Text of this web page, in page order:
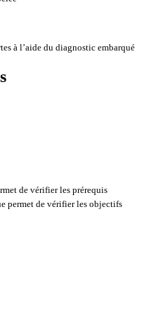
à l’aide du diagnostic embarqué
de vérifier les prérequis
permet de vérifier les objectifs